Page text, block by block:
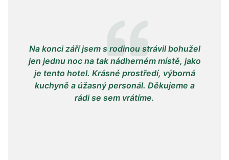
Na konci září jsem s rodinou strávil bohužel
jen jednu noc na tak nádherném místě, jako
je tento hotel. Krásné prostředí, výborná
kuchyně a úžasný personál. Děkujeme a
rádi se sem vrátíme.